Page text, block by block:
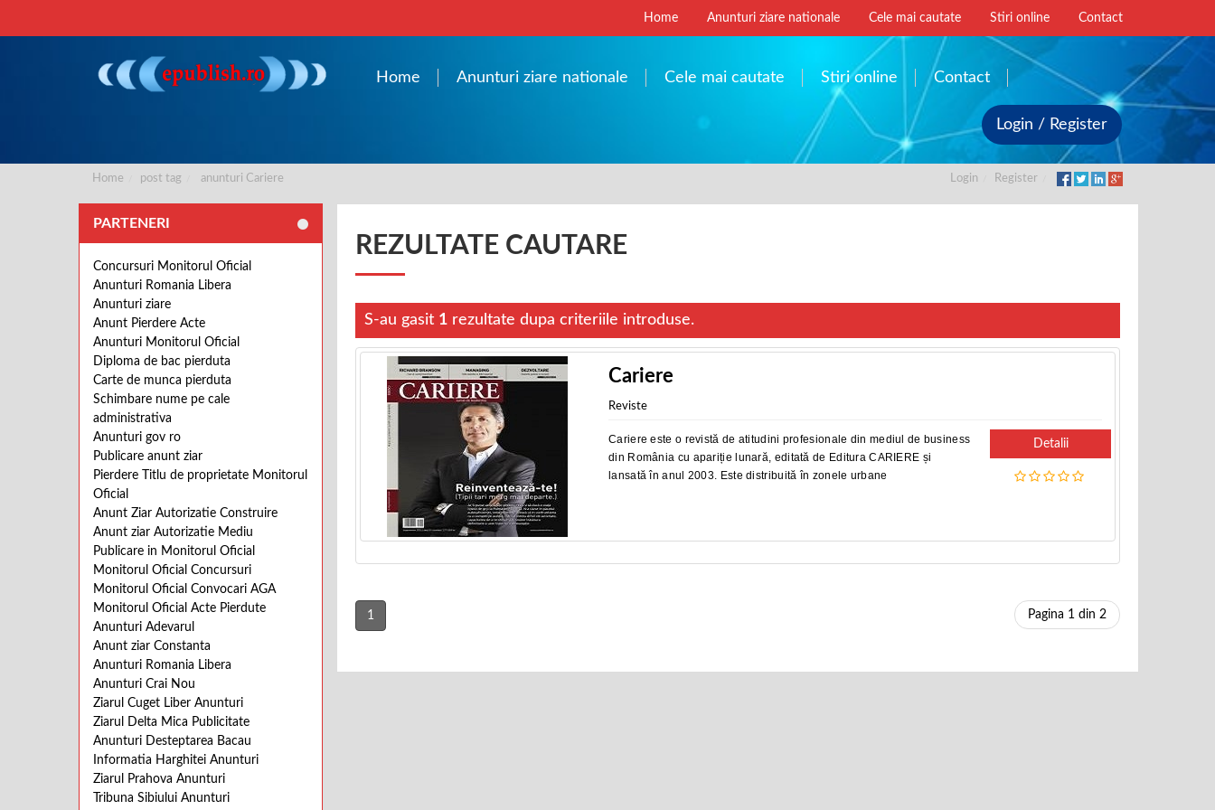
Home Anunturi ziare nationale Cele mai cautate Stiri online Contact
Home Anunturi ziare nationale Cele mai cautate Stiri online Contact
Login / Register
Home post tag anunturi Cariere Login Register
PARTENERI
Concursuri Monitorul Oficial
Anunturi Romania Libera
Anunturi ziare
Anunt Pierdere Acte
Anunturi Monitorul Oficial
Diploma de bac pierduta
Carte de munca pierduta
Schimbare nume pe cale
administrativa
Anunturi gov ro
Publicare anunt ziar
Pierdere Titlu de proprietate Monitorul
Oficial
Anunt Ziar Autorizatie Construire
Anunt ziar Autorizatie Mediu
Publicare in Monitorul Oficial
Monitorul Oficial Concursuri
Monitorul Oficial Convocari AGA
Monitorul Oficial Acte Pierdute
Anunturi Adevarul
Anunt ziar Constanta
Anunturi Romania Libera
Anunturi Crai Nou
Ziarul Cuget Liber Anunturi
Ziarul Delta Mica Publicitate
Anunturi Desteptarea Bacau
Informatia Harghitei Anunturi
Ziarul Prahova Anunturi
Tribuna Sibiului Anunturi
REZULTATE CAUTARE
S-au gasit 1 rezultate dupa criteriile introduse.
Cariere
Reviste
Cariere este o revistă de atitudini profesionale din mediul de business
din România cu apariție lunară, editată de Editura CARIERE și
lansată în anul 2003. Este distribuită în zonele urbane
Detalii
1 Pagina 1 din 2